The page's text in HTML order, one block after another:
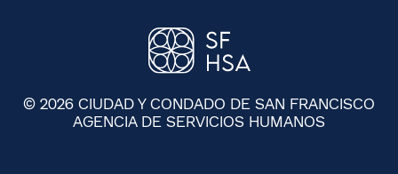
© 2026 CIUDAD Y CONDADO DE SAN FRANCISCO
AGENCIA DE SERVICIOS HUMANOS